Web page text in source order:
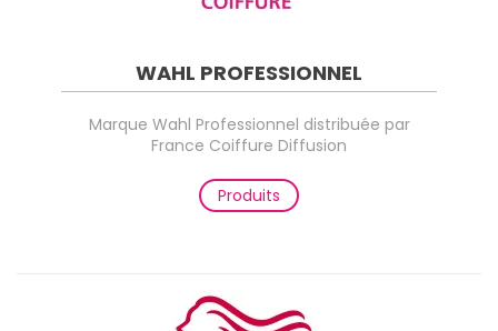
WAHL PROFESSIONNEL
Marque Wahl Professionnel distribuée par
France Coiffure Diffusion
Produits